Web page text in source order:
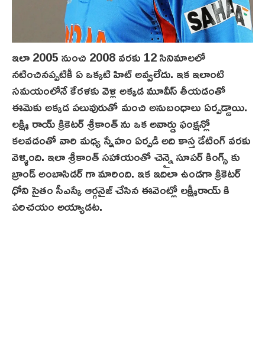
ఇలా 2005 నుంచి 2008 వరకు 12 సినిమాలలో
నటించినప్పటికీ ఏ ఒక్కటి హిట్ అవ్వలేదు. ఇక ఇలాంటి
సమయంలోనే కేరళకు వెళ్లి అక్కడ మూవీస్ తీయడంతో
ఈమెకు అక్కడ పలువురుతో మంచి అనుబంధాలు ఏర్పడ్డాయి.
లక్ష్మి రాయ్ క్రికెటర్ శ్రీకాంత్ ను ఒక అవార్డు ఫంక్షన్లో
కలవడంతో వారి మధ్య స్నేహం ఏర్పడి అది కాస్త డేటింగ్ వరకు
వెళ్ళింది. ఇలా శ్రీకాంత్ సహాయంతో చెన్నై సూపర్ కింగ్స్ కు
బ్రాండ్ అంబాసిడర్ గా మారింది. ఇక ఇదిలా ఉండగా క్రికెటర్
ధోని సైతం సీఎస్కే ఆర్గనైజ్ చేసిన ఈవెంట్లో లక్ష్మీరాయ్ కి
పరిచయం అయ్యాడట.